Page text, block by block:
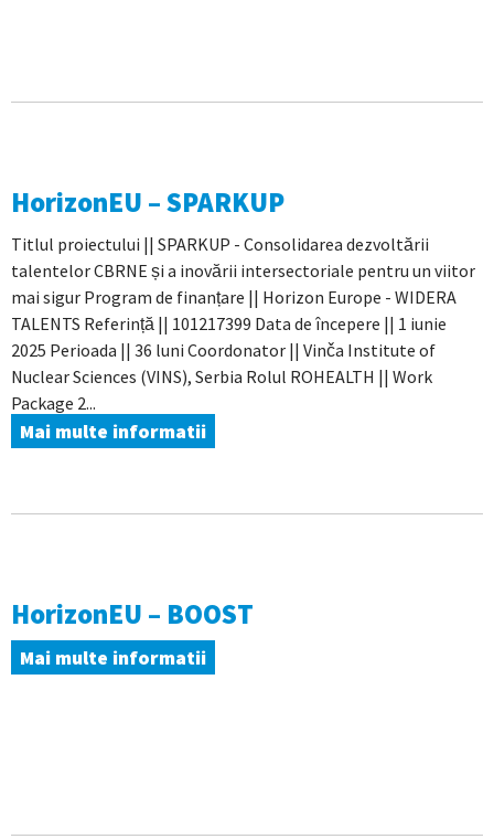
HorizonEU – SPARKUP
Titlul proiectului || SPARKUP - Consolidarea dezvoltării
talentelor CBRNE și a inovării intersectoriale pentru un viitor
mai sigur Program de finanțare || Horizon Europe - WIDERA
TALENTS Referință || 101217399 Data de începere || 1 iunie
2025 Perioada || 36 luni Coordonator || Vinča Institute of
Nuclear Sciences (VINS), Serbia Rolul ROHEALTH || Work
Package 2...
Mai multe informatii
HorizonEU – BOOST
Mai multe informatii